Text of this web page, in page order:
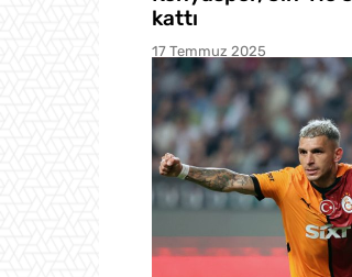
kattı
17 Temmuz 2025